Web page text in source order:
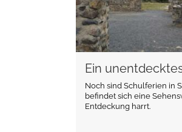
Ein
Noch sind Schulferien in
befindet sich eine
Entdeckung harrt.